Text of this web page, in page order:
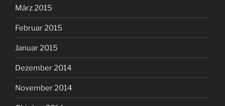
März 2015
Februar 2015
Januar 2015
Dezember 2014
November 2014